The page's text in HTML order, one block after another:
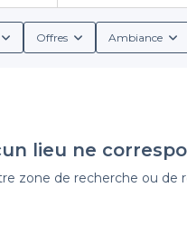
Offres Ambiance
lieu ne
zone de recherche ou